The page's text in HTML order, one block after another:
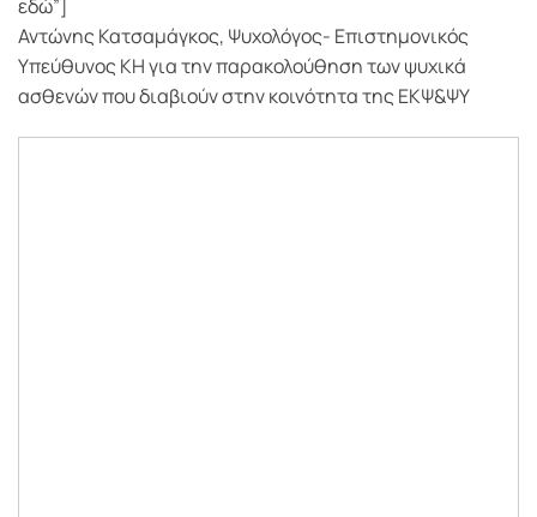
εδώ”]
Αντώνης Κατσαμάγκος, Ψυχολόγος- Επιστημονικός
Υπεύθυνος ΚΗ για την παρακολούθηση των ψυχικά
ασθενών που διαβιούν στην κοινότητα της ΕΚΨ&ΨΥ